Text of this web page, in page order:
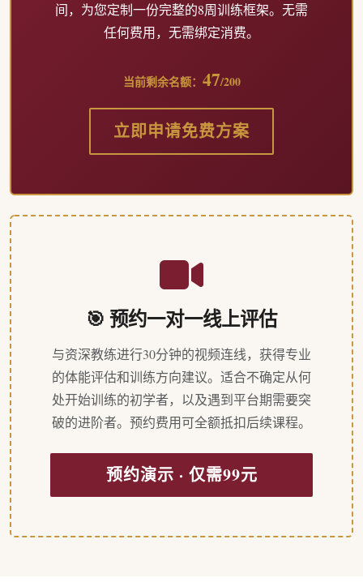
间，为您定制一份完整的8周训练框架。无需
任何费用，无需绑定消费。
当前剩余名额： 47/200
立即申请免费方案
🎯 预约一对一线上评估
与资深教练进行30分钟的视频连线，获得专业
的体能评估和训练方向建议。适合不确定从何
处开始训练的初学者，以及遇到平台期需要突
破的进阶者。预约费用可全额抵扣后续课程。
预约演示 · 仅需99元